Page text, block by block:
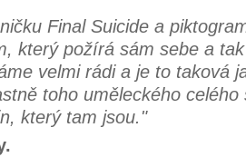
Final Suicide a
který požírá sám sebe a
velmi rádi a je to taková
toho uměleckého celého
který tam jsou."